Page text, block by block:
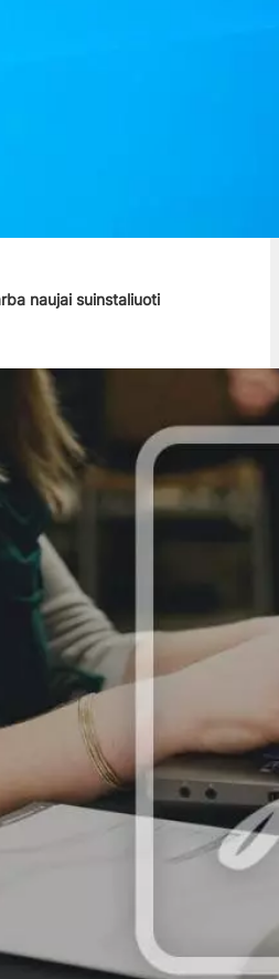
naujai suinstaliuoti